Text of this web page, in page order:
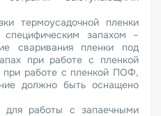
термоусадочной пленки
запахом –
сваривания пленки под
при работе с пленкой
работе с пленкой ПОФ,
должно быть оснащено
работы с запаечными